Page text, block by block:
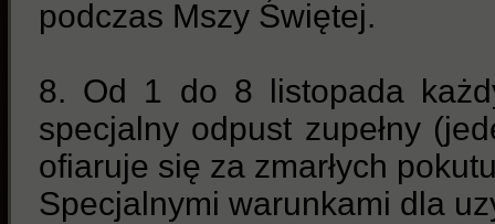
podczas Mszy Świętej.
8. Od 1 do 8 listopada
specjalny odpust zupełny
ofiaruje się za zmarłych
Specjalnymi warunkami dla